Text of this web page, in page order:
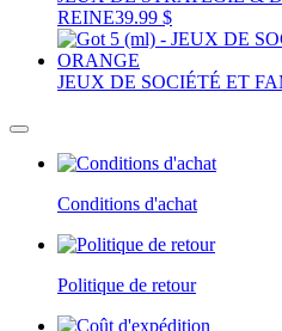
REINE39.99 $
JEUX DE SOCIÉTÉ ET
Conditions d'achat
Politique de retour